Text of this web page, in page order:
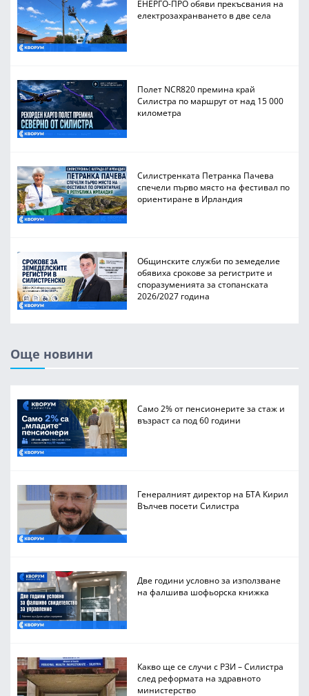
ЕНЕРГО-ПРО обяви прекъсвания на
електрозахранването в две села
Полет NCR820 премина край
Силистра по маршрут от над 15 000
километра
Силистренката Петранка Пачева
спечели първо място на фестивал по
ориентиране в Ирландия
Общинските служби по земеделие
обявиха срокове за регистрите и
споразуменията за стопанската
2026/2027 година
Още новини
Само 2% от пенсионерите за стаж и
възраст са под 60 години
Генералният директор на БТА Кирил
Вълчев посети Силистра
Две години условно за използване
на фалшива шофьорска книжка
Какво ще се случи с РЗИ – Силистра
след реформата на здравното
министерство